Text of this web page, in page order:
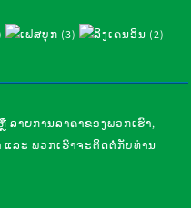
າຍການລາຄາຂອງພວກເຮົາ,
ແລະ ພວກເຮົາຈະຕິດຕໍ່ກັບທ່ານ